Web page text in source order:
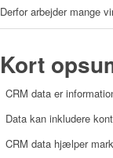
Derfor arbejder mange
Kort
CRM data er
Data kan inkludere
CRM data hjælper